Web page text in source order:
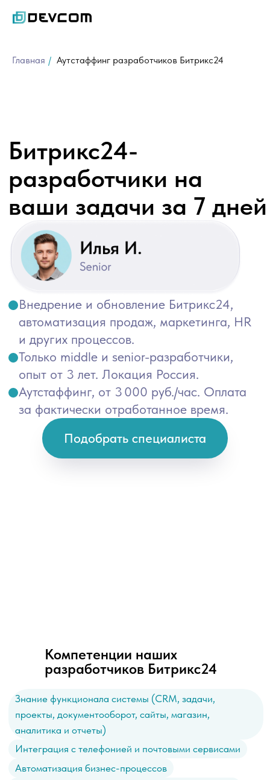
Главная / Аутстаффинг разработчиков Битрикс24
ваши задачи за 7 дней
Внедрение и обновление Битрикс24,
автоматизация продаж, маркетинга, HR
и других процессов.
Только middle и senior-разработчики,
опыт от 3 лет. Локация Россия.
Аутстаффинг, от 3 000 руб./час. Оплата
Подобрать специалиста
Компетенции наших
разработчиков Битрикс24
Подобрать специалиста